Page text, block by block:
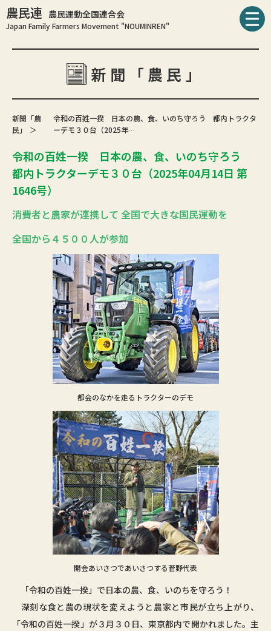
農民連 農民運動全国連合会
Japan Family Farmers Movement "NOUMINREN"
新聞「農民」
新聞「農
民」
令和の百姓一揆 日本の農、食、いのち守ろう 都内トラクタ
ーデモ３０台（2025年…
令和の百姓一揆 日本の農、食、いのち守ろう
都内トラクターデモ３０台（2025年04月14日 第
1646号）
消費者と農家が連携して 全国で大きな国民運動を
全国から４５００人が参加
都会のなかを走るトラクターのデモ
開会あいさつであいさつする菅野代表
「令和の百姓一揆」で日本の農、食、いのちを守ろう！
深刻な食と農の現状を変えようと農家と市民が立ち上がり、
「令和の百姓一揆」が３月３０日、東京都内で開かれました。主